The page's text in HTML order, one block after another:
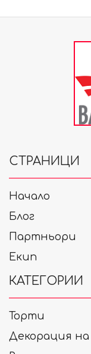
СТРАНИЦИ
Начало
Блог
Партньори
Екип
КАТЕГОРИИ
Торти
Декорация